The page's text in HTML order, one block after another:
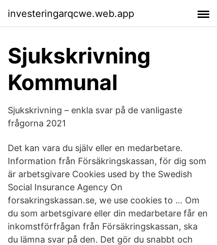
investeringarqcwe.web.app
Sjukskrivning
Kommunal
Sjukskrivning – enkla svar på de vanligaste
frågorna 2021
Det kan vara du själv eller en medarbetare.
Information från Försäkringskassan, för dig som
är arbetsgivare Cookies used by the Swedish
Social Insurance Agency On
forsakringskassan.se, we use cookies to … Om
du som arbetsgivare eller din medarbetare får en
inkomstförfrågan från Försäkringskassan, ska
du lämna svar på den. Det gör du snabbt och